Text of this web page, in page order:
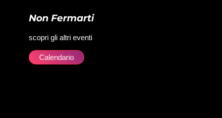
Non Fermarti
scopri gli altri eventi
Calendario